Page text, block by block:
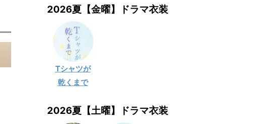
2026夏【金曜】ドラマ衣装
Tシャツが
乾くまで
2026夏【土曜】ドラマ衣装